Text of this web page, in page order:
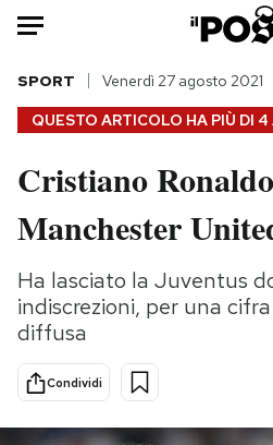
HOME
Italia
Politica
Tecnologia
Internet
Scienza
Cultura
Economia
Sport
QUESTO ARTICOLO HA PIÙ DI 4
SPORT Venerdì 27 agosto 2021
Cristiano
Manchester
Ha lasciato la Juventus
indiscrezioni, per una
diffusa
Condividi